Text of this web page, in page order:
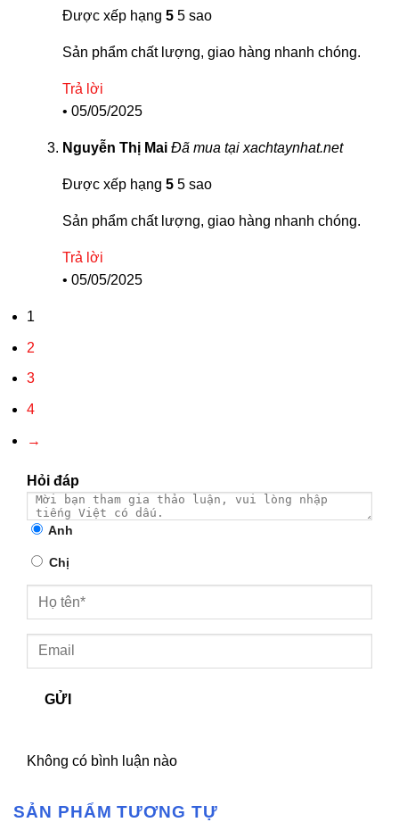
Được xếp hạng 5 5 sao
Sản phẩm chất lượng, giao hàng nhanh chóng.
Trả lời
• 05/05/2025
Nguyễn Thị Mai Đã mua tại xachtaynhat.net
Được xếp hạng 5 5 sao
Sản phẩm chất lượng, giao hàng nhanh chóng.
Trả lời
• 05/05/2025
1
2
3
4
→
Hỏi đáp
Anh
Chị
GỬI
Không có bình luận nào
SẢN PHẨM TƯƠNG TỰ